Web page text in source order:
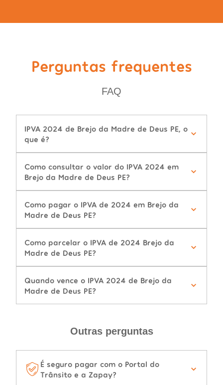
Perguntas frequentes
FAQ
IPVA 2024 de Brejo da Madre de Deus PE, o
que é?
Como consultar o valor do IPVA 2024 em
Brejo da Madre de Deus PE?
Como pagar o IPVA de 2024 em Brejo da
Madre de Deus PE?
Como parcelar o IPVA de 2024 Brejo da
Madre de Deus PE?
Quando vence o IPVA 2024 de Brejo da
Madre de Deus PE?
Outras perguntas
É seguro pagar com o Portal do
Trânsito e a Zapay?